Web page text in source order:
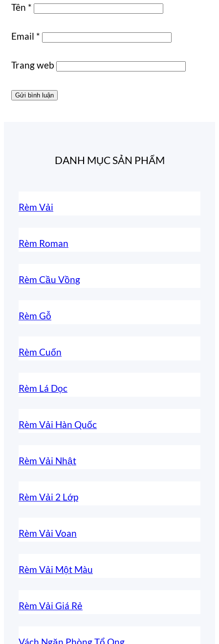
Tên *
Email *
Trang web
DANH MỤC SẢN PHẨM
Rèm Vải
Rèm Roman
Rèm Cầu Vồng
Rèm Gỗ
Rèm Cuốn
Rèm Lá Dọc
Rèm Vải Hàn Quốc
Rèm Vải Nhật
Rèm Vải 2 Lớp
Rèm Vải Voan
Rèm Vải Một Màu
Rèm Vải Giá Rẻ